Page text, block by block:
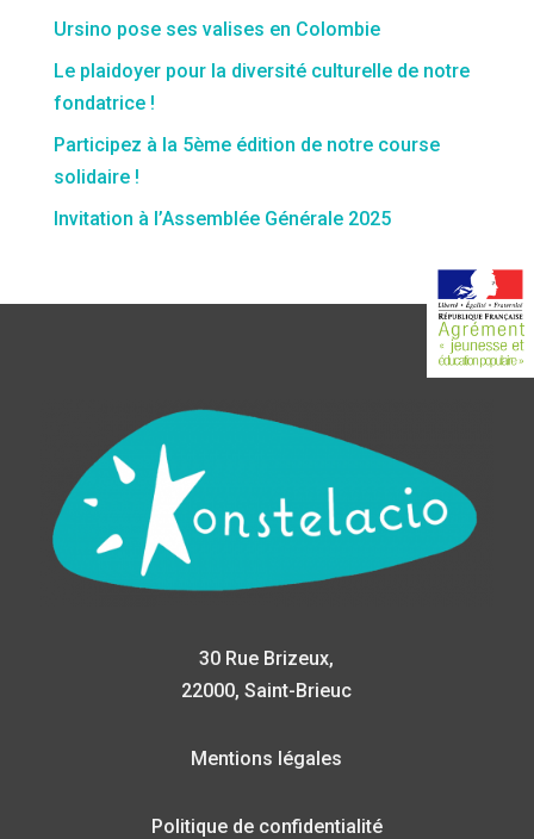
Ursino pose ses valises en Colombie
Le plaidoyer pour la diversité culturelle de notre
fondatrice !
Participez à la 5ème édition de notre course
solidaire !
Invitation à l’Assemblée Générale 2025
30 Rue Brizeux,
22000, Saint-Brieuc
Mentions légales
Politique de confidentialité